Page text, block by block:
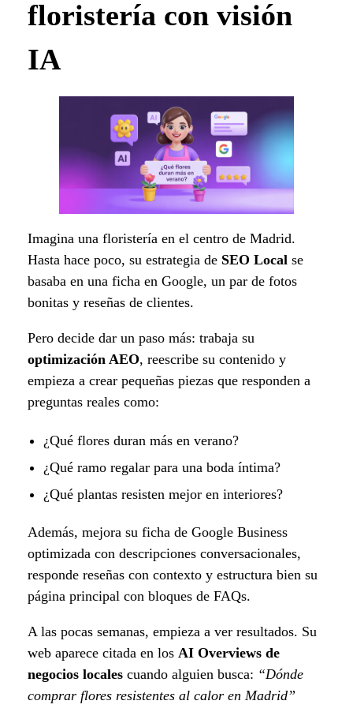
floristería con visión
IA
Imagina una floristería en el centro de Madrid.
Hasta hace poco, su estrategia de SEO Local se
basaba en una ficha en Google, un par de fotos
bonitas y reseñas de clientes.
Pero decide dar un paso más: trabaja su
optimización AEO, reescribe su contenido y
empieza a crear pequeñas piezas que responden a
preguntas reales como:
¿Qué flores duran más en verano?
¿Qué ramo regalar para una boda íntima?
¿Qué plantas resisten mejor en interiores?
Además, mejora su ficha de Google Business
optimizada con descripciones conversacionales,
responde reseñas con contexto y estructura bien su
página principal con bloques de FAQs.
A las pocas semanas, empieza a ver resultados. Su
web aparece citada en los AI Overviews de
negocios locales cuando alguien busca: “Dónde
comprar flores resistentes al calor en Madrid”